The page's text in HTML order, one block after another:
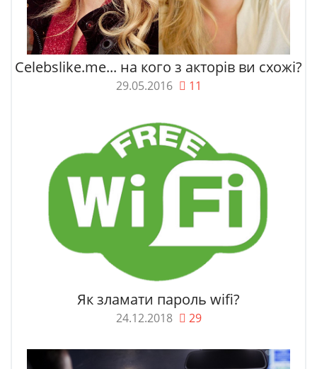
Celebslike.me... на кого з акторів ви схожі?
29.05.2016 11
Як зламати пароль wifi?
24.12.2018 29